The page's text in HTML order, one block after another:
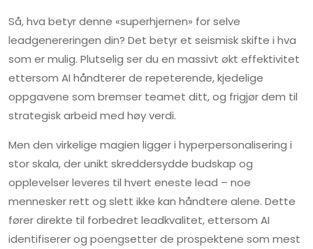
Så, hva betyr denne «superhjernen» for selve
leadgenereringen din? Det betyr et seismisk skifte i hva
som er mulig. Plutselig ser du en massivt økt effektivitet
ettersom AI håndterer de repeterende, kjedelige
oppgavene som bremser teamet ditt, og frigjør dem til
strategisk arbeid med høy verdi.
Men den virkelige magien ligger i hyperpersonalisering i
stor skala, der unikt skreddersydde budskap og
opplevelser leveres til hvert eneste lead – noe
mennesker rett og slett ikke kan håndtere alene. Dette
fører direkte til forbedret leadkvalitet, ettersom AI
identifiserer og poengsetter de prospektene som mest